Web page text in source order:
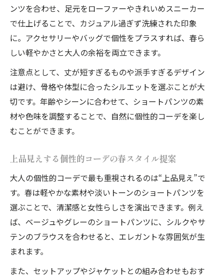
ンツを合わせ、足元をローファーやきれいめスニーカー
で仕上げることで、カジュアル過ぎず洗練された印象
に。アクセサリーやバッグで個性をプラスすれば、春ら
しい軽やかさと大人の余裕を両立できます。
注意点として、丈が短すぎるものや派手すぎるデザイン
は避け、骨格や体型に合ったシルエットを選ぶことが大
切です。年齢やシーンに合わせて、ショートパンツの素
材や色味を調整することで、自然に個性的コーデを楽し
むことができます。
上品見えする個性的コーデの春スタイル提案
大人の個性的コーデで最も重視されるのは“上品見え”で
す。春は軽やかな素材や淡いトーンのショートパンツを
選ぶことで、清潔感と女性らしさを演出できます。例え
ば、ベージュやグレーのショートパンツに、シルクやサ
テンのブラウスを合わせると、エレガントな雰囲気が生
まれます。
また、セットアップやジャケットとの組み合わせもおす